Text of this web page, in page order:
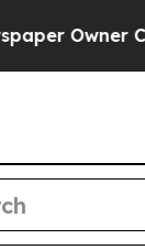
Calls the